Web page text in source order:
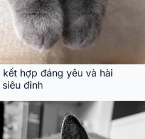
hợp đáng yêu và hài
đỉnh